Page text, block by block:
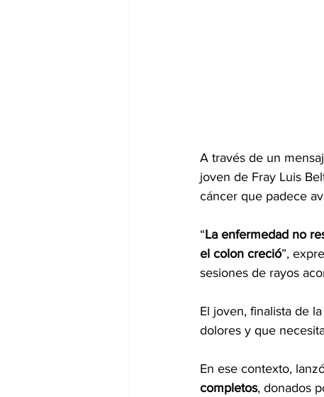
A través de un
joven de Fray Luis
cáncer que padece
“La enfermedad no
el colon creció”,
sesiones de rayos
El joven, finalista de
dolores y que
En ese contexto,
completos, donados